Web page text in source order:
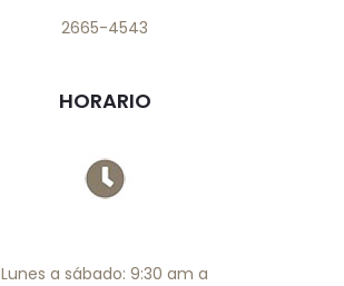
2665-4543
HORARIO
Lunes a sábado: 9:30 am a